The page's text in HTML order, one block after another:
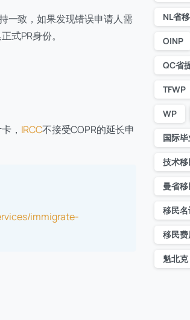
一致，如果发现错误申请人需
式PR身份。
， IRCC不接受COPR的延长申
immigrate-
NL省
OINP
QC省
TFWP
WP
国际
技术移
曼省移
移民
移民费
魁北克